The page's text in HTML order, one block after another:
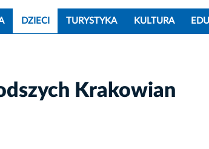
DZIECI TURYSTYKA KULTURA
Krakowian